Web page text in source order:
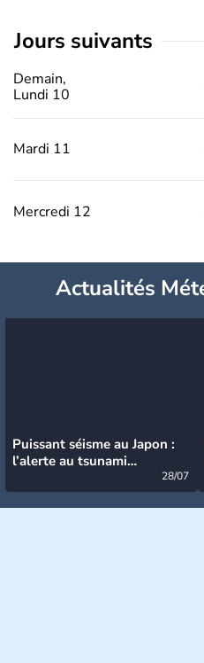
jours suivants
Demain,
Lundi 10
Mardi 11
Mercredi 12
Actualités
Puissant séisme au Japon :
l’alerte au tsunami
28/07